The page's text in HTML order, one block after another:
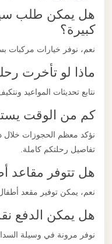
هل يمكن طلب
كبيرة؟
نعم، نوفر خيارات مركبات
ماذا لو تأخرت
نتابع تحديثات المواعيد
كم من الوقت
نؤكد معظم الحجوزات خلال
تفاصيل رحلتكم كاملة.
هل تتوفر مقاعد
نعم، يمكن توفير مقعد أطفال
هل يمكن الدفع
نوفر مرونة في وسيلة